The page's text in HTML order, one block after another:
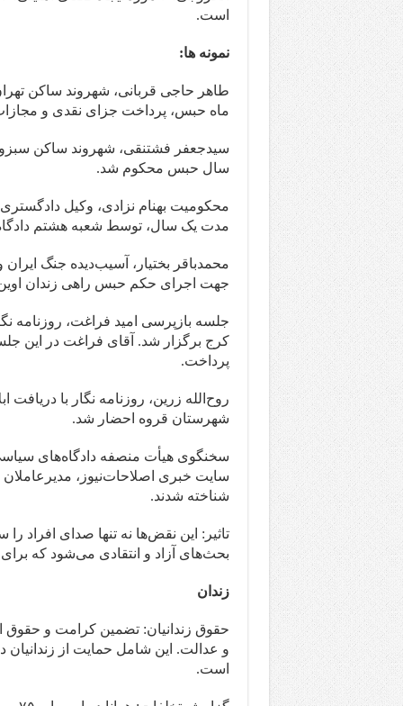
است.
نمونه ها:
ماه حبس، پرداخت جزای نقدی و
سال حبس محکوم شد.
محکومیت بهنام نزادی، وکیل
مدت یک سال، توسط شعبه هشتم دادگاه
محمدباقر بختیار، آسیب‌دیده جنگ
جهت اجرای حکم حبس راهی زندان
جلسه بازپرسی امید فراغت، روزنامه
کرج برگزار شد. آقای فراغت در این
پرداخت.
روح‌الله زرین، روزنامه نگار با
شهرستان قروه احضار شد.
سخنگوی هیأت منصفه دادگاه‌های
سایت خبری اصلاحات‌نیوز،
شناخته شدند.
تاثیر: این نقض‌ها نه تنها صدای افراد
بحث‌های آزاد و انتقادی می‌شود که
زندان
حقوق زندانیان: تضمین کرامت و حقوق
و عدالت. این شامل حمایت از
است.